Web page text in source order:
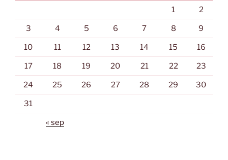
1 2
3 4 5 6 7 8 9
10 11 12 13 14 15 16
17 18 19 20 21 22 23
24 25 26 27 28 29 30
31
« sep